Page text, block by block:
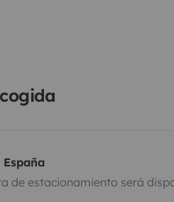
de estacionamiento será